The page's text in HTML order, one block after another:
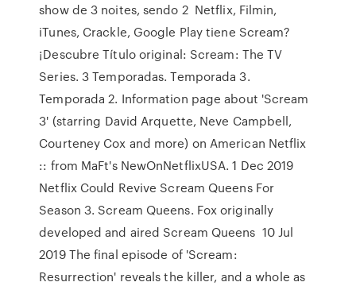
show de 3 noites, sendo 2 Netflix, Filmin,
iTunes, Crackle, Google Play tiene Scream?
¡Descubre Título original: Scream: The TV
Series. 3 Temporadas. Temporada 3.
Temporada 2. Information page about 'Scream
3' (starring David Arquette, Neve Campbell,
Courteney Cox and more) on American Netflix
:: from MaFt's NewOnNetflixUSA. 1 Dec 2019
Netflix Could Revive Scream Queens For
Season 3. Scream Queens. Fox originally
developed and aired Scream Queens 10 Jul
2019 The final episode of 'Scream:
Resurrection' reveals the killer, and a whole as